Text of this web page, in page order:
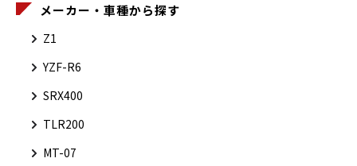
メーカー・車種から探す
Z1
YZF-R6
SRX400
TLR200
MT-07